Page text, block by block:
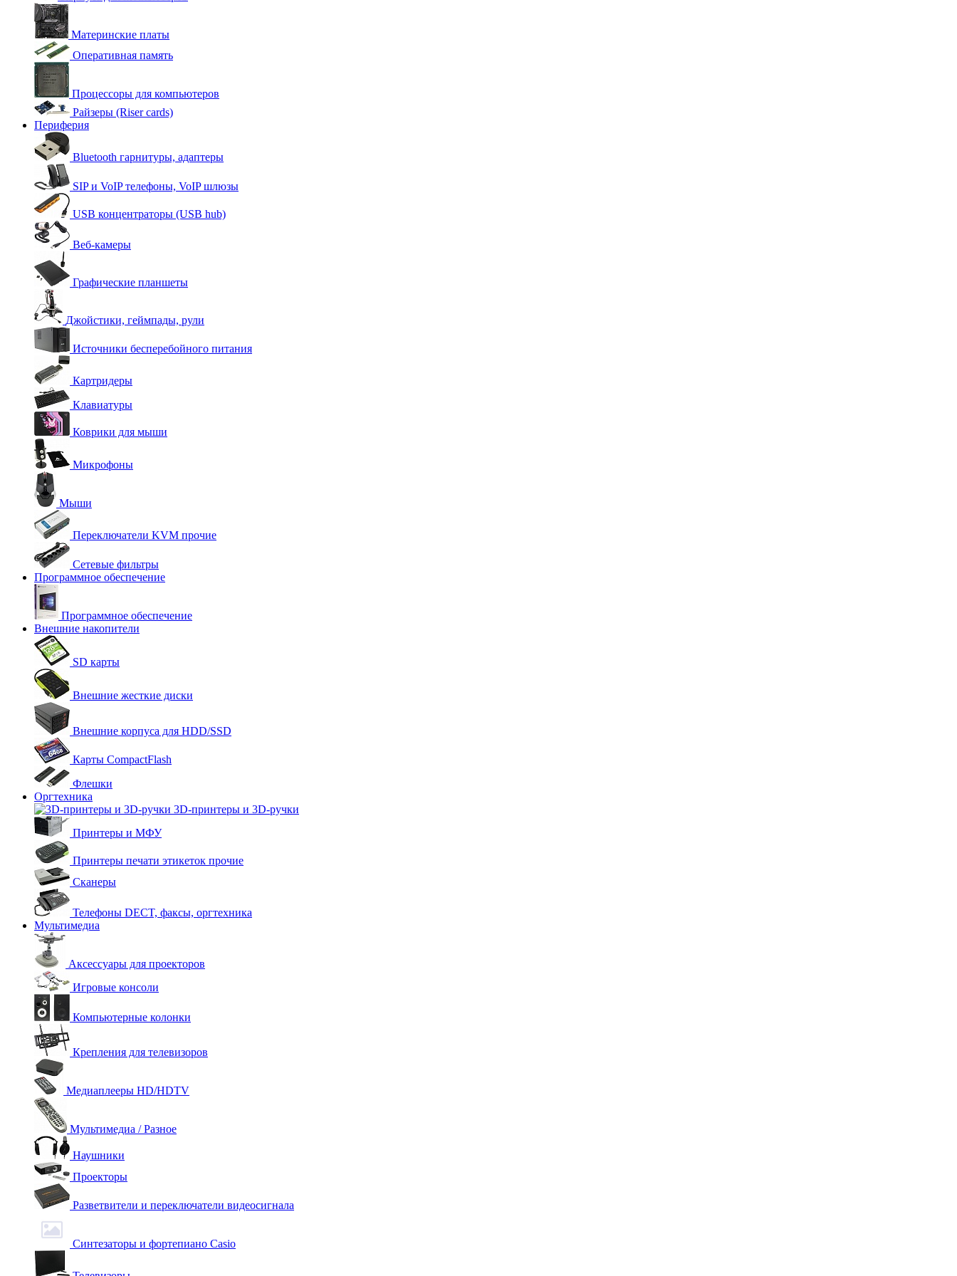
Материнские платы
Оперативная память
Процессоры для компьютеров
Райзеры (Riser cards)
Периферия
Bluetooth гарнитуры, адаптеры
SIP и VoIP телефоны, VoIP шлюзы
USB концентраторы (USB hub)
Веб-камеры
Графические планшеты
Джойстики, геймпады, рули
Источники бесперебойного питания
Картридеры
Клавиатуры
Коврики для мыши
Микрофоны
Мыши
Переключатели KVM прочие
Сетевые фильтры
Программное обеспечение
Программное обеспечение
Внешние накопители
SD карты
Внешние жесткие диски
Внешние корпуса для HDD/SSD
Карты CompactFlash
Флешки
Оргтехника
3D-принтеры и 3D-ручки
Принтеры и МФУ
Принтеры печати этикеток прочие
Сканеры
Телефоны DECT, факсы, оргтехника
Мультимедиа
Аксессуары для проекторов
Игровые консоли
Компьютерные колонки
Крепления для телевизоров
Медиаплееры HD/HDTV
Мультимедиа / Разное
Наушники
Проекторы
Разветвители и переключатели видеосигнала
Синтезаторы и фортепиано Casio